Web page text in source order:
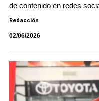
de contenido en redes
Redacción
02/06/2026